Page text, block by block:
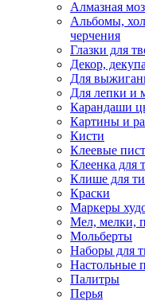
Алмазная
Альбомы,
черчения
Глазки для
Декор,
Для
Для лепки и
Карандаши
Картины и
Кисти
Клеевые
Клеенка для
Клише для
Краски
Маркеры
Мел, мелки,
Мольберты
Наборы для
Настольные
Палитры
Перья